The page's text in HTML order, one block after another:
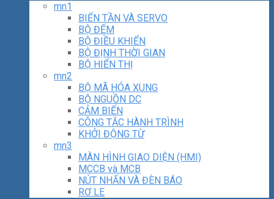
mn1
BIẾN TẦN VÀ SERVO
BỘ ĐẾM
BỘ ĐIỀU KHIỂN
BỘ ĐỊNH THỜI GIAN
BỘ HIỂN THỊ
mn2
BỘ MÃ HÓA XUNG
BỘ NGUỒN DC
CẢM BIẾN
CÔNG TẮC HÀNH TRÌNH
KHỞI ĐỘNG TỪ
mn3
MÀN HÌNH GIAO DIỆN (HMI)
MCCB và MCB
NÚT NHẤN VÀ ĐÈN BÁO
RƠ LE